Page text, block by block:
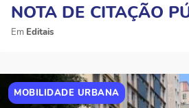
NOTA DE CITAÇÃO
Editais
MOBILIDADE URBANA